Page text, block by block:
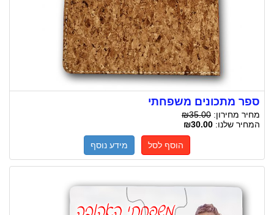
ספר מתכונים משפחתי
מחיר מחירון: ₪35.00
המחיר שלנו: ₪30.00
הוסף לסל מידע נוסף